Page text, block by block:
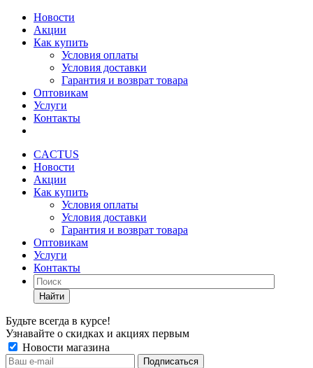
Новости
Акции
Как купить
Условия оплаты
Условия доставки
Гарантия и возврат товара
Оптовикам
Услуги
Контакты
CACTUS
Новости
Акции
Как купить
Условия оплаты
Условия доставки
Гарантия и возврат товара
Оптовикам
Услуги
Контакты
Найти
Будьте всегда в курсе!
Узнавайте о скидках и акциях первым
Новости магазина